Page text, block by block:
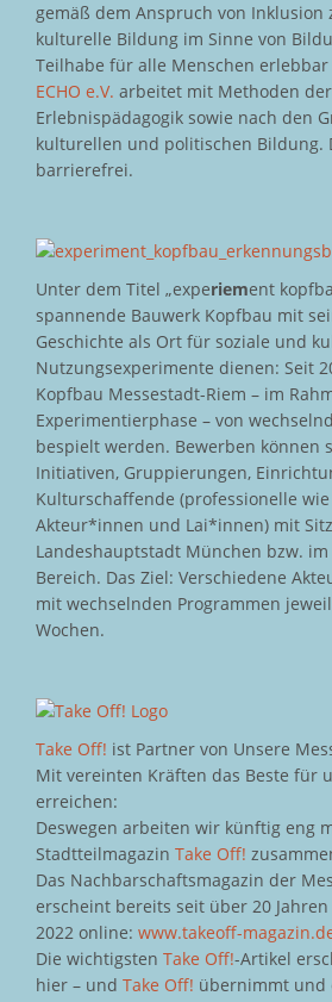
gemäß dem Anspruch von
kulturelle Bildung im Sinne von
Teilhabe für alle Menschen erlebbar
ECHO e.V. arbeitet mit Methoden
Erlebnispädagogik sowie nach den
kulturellen und politischen Bildung.
barrierefrei.
Unter dem Titel „experiement
spannende Bauwerk Kopfbau mit
Geschichte als Ort für soziale und
Nutzungsexperimente dienen: Seit
Kopfbau Messestadt-Riem – im
Experimentierphase – von
bespielt werden. Bewerben können
Initiativen, Gruppierungen,
Kulturschaffende (professionelle
Akteur*innen und Lai*innen) mit
Landeshauptstadt München bzw.
Bereich. Das Ziel: Verschiedene
mit wechselnden Programmen
Wochen.
Take Off! ist Partner von Unsere
Mit vereinten Kräften das Beste für
erreichen:
Deswegen arbeiten wir künftig eng
Stadtteilmagazin Take Off!
Das Nachbarschaftsmagazin der
erscheint bereits seit über 20
2022 online: www.takeoff-
Die wichtigsten Take Off!-Artikel
hier – und Take Off! übernimmt und